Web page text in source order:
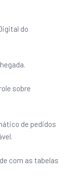
do
sobre
de pedidos
com as tabelas